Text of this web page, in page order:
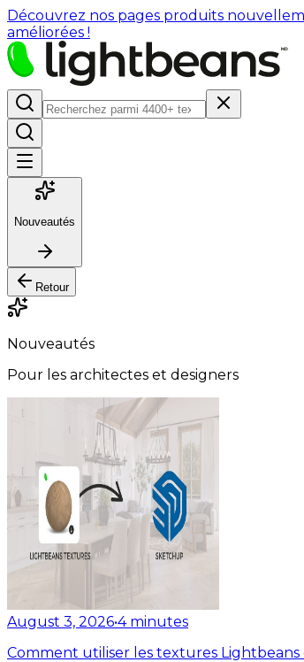
Découvrez nos pages produits
améliorées !
Nouveautés
Retour
Nouveautés
Pour les architectes et designers
August 3, 2026•4 minutes
Comment utiliser les textures Lightbeans